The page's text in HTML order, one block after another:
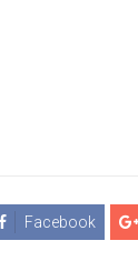
Facebook